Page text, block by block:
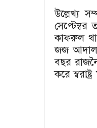
উল্লেখ্য
কাফরুল
জজ
বছর
করে